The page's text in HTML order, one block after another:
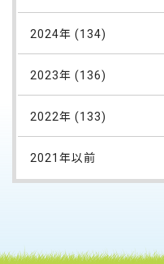
2024年 (134)
2023年 (136)
2022年 (133)
2021年以前